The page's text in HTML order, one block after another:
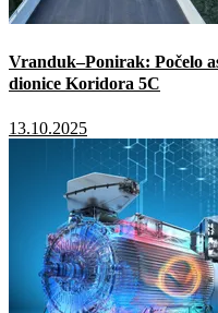
Vranduk–Ponirak: Počelo
dionice Koridora 5C
13.10.2025